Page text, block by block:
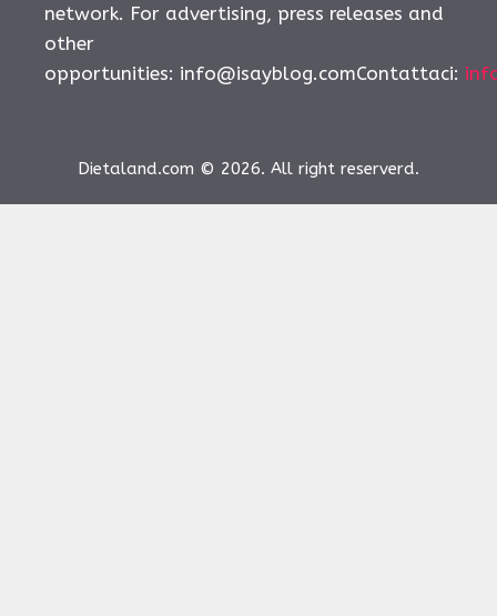
network. For advertising, press releases and
other
opportunities: info@isayblog.comContattaci:
Dietaland.com © 2026. All right reserverd.